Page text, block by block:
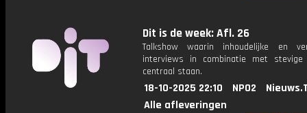
Dit is de week: Afl. 26
Talkshow waarin inhoudelijke en
interviews in combinatie met stevige
centraal staan.
18-10-2025 22:10 NPO2
Alle afleveringen